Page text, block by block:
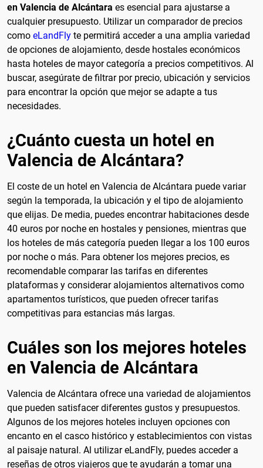
en Valencia de Alcántara es esencial para ajustarse a
cualquier presupuesto. Utilizar un comparador de precios
como eLandFly te permitirá acceder a una amplia variedad
de opciones de alojamiento, desde hostales económicos
hasta hoteles de mayor categoría a precios competitivos. Al
buscar, asegúrate de filtrar por precio, ubicación y servicios
para encontrar la opción que mejor se adapte a tus
necesidades.
¿Cuánto cuesta un hotel en
Valencia de Alcántara?
El coste de un hotel en Valencia de Alcántara puede variar
según la temporada, la ubicación y el tipo de alojamiento
que elijas. De media, puedes encontrar habitaciones desde
40 euros por noche en hostales y pensiones, mientras que
los hoteles de más categoría pueden llegar a los 100 euros
por noche o más. Para obtener los mejores precios, es
recomendable comparar las tarifas en diferentes
plataformas y considerar alojamientos alternativos como
apartamentos turísticos, que pueden ofrecer tarifas
competitivas para estancias más largas.
Cuáles son los mejores hoteles
en Valencia de Alcántara
Valencia de Alcántara ofrece una variedad de alojamientos
que pueden satisfacer diferentes gustos y presupuestos.
Algunos de los mejores hoteles incluyen opciones con
encanto en el casco histórico y establecimientos con vistas
al paisaje natural. Al utilizar eLandFly, puedes acceder a
reseñas de otros viajeros que te ayudarán a tomar una